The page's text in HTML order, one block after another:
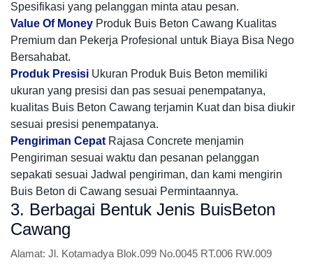
Spesifikasi yang pelanggan minta atau pesan.
Value Of Money Produk Buis Beton Cawang Kualitas
Premium dan Pekerja Profesional untuk Biaya Bisa Nego
Bersahabat.
Produk Presisi Ukuran Produk Buis Beton memiliki
ukuran yang presisi dan pas sesuai penempatanya,
kualitas Buis Beton Cawang terjamin Kuat dan bisa diukir
sesuai presisi penempatanya.
Pengiriman Cepat Rajasa Concrete menjamin
Pengiriman sesuai waktu dan pesanan pelanggan
sepakati sesuai Jadwal pengiriman, dan kami mengirin
Buis Beton di Cawang sesuai Permintaannya.
3. Berbagai Bentuk Jenis BuisBeton
Cawang
Alamat: Jl. Kotamadya Blok.099 No.0045 RT.006 RW.009